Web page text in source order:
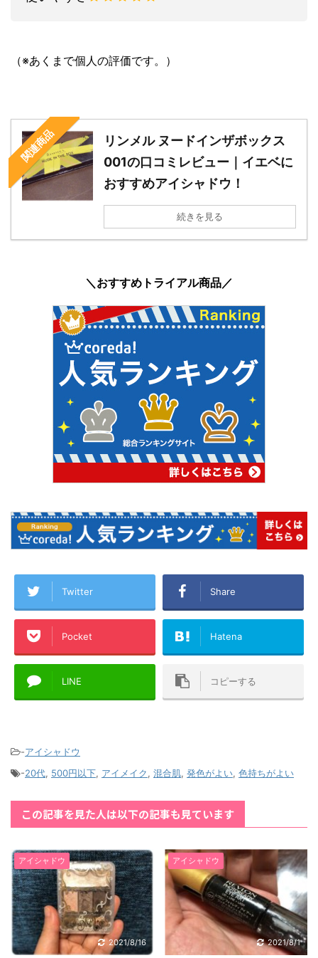
（※あくまで個人の評価です。）
関連商品
リンメル ヌードインザボックス
001の口コミレビュー｜イエベに
おすすめアイシャドウ！
続きを見る
＼おすすめトライアル商品／
Twitter Share
Pocket Hatena
LINE コピーする
-アイシャドウ
-20代, 500円以下, アイメイク, 混合肌, 発色がよい, 色持ちがよい
この記事を見た人は以下の記事も見ています
アイシャドウ
2021/8/16
アイシャドウ
2021/8/1